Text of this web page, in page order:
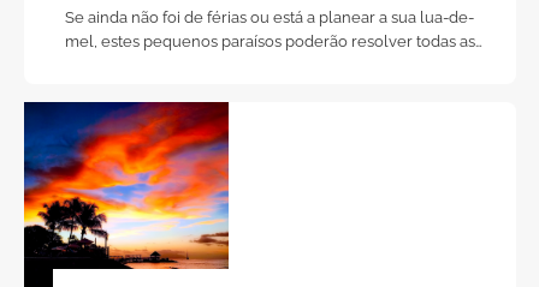
Se ainda não foi de férias ou está a planear a sua lua-de-
mel, estes pequenos paraísos poderão resolver todas as